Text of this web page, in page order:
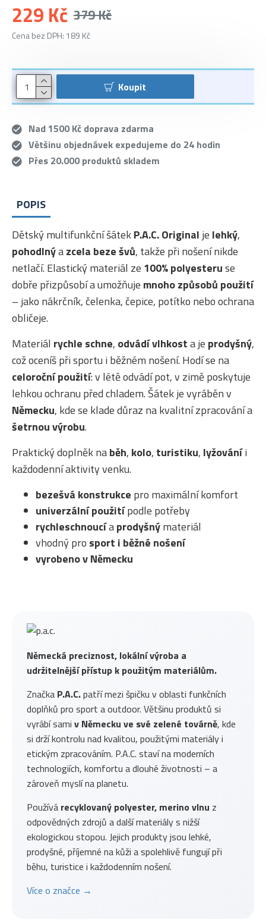
229 Kč 379 Kč
Cena bez DPH: 189 Kč
Koupit
Nad 1500 Kč doprava zdarma
Většinu objednávek expedujeme do 24 hodin
Přes 20.000 produktů skladem
Německá preciznost, lokální výroba a
udržitelnější přístup k použitým materiálům.
Značka P.A.C.patří mezi špičku v oblasti funkčních
doplňků pro sport a outdoor. Většinu produktů si
vyrábí sami v Německu ve své zelené továrně, kde
si drží kontrolu nad kvalitou, použitými materiály i
etickým zpracováním. P.A.C. staví na moderních
technologiích, komfortu a dlouhé životnosti – a
zároveň myslí na planetu.
Používá recyklovaný polyester, merino vlnu z
odpovědných zdrojů a další materiály s nižší
ekologickou stopou. Jejich produkty jsou lehké,
prodyšné, příjemné na kůži a spolehlivě fungují při
běhu, turistice i každodenním nošení.
Více o značce →
POPIS
Dětský multifunkční šátekP.A.C. Original je lehký,
pohodlnýazcela beze švů, takže při nošení nikde
netlačí. Elastický materiál ze 100% polyesteruse
dobře přizpůsobí a umožňuje mnoho způsobů použití
– jako nákrčník, čelenka, čepice, potítko nebo ochrana
obličeje.
Materiál rychle schne, odvádí vlhkosta je prodyšný,
což oceníš při sportu i běžném nošení. Hodí se na
celoroční použití: v létě odvádí pot, v zimě poskytuje
lehkou ochranu před chladem. Šátek je vyráběn v
Německu, kde se klade důraz na kvalitní zpracování a
šetrnou výrobu.
Praktický doplněk naběh, kolo, turistiku, lyžováníi
každodenní aktivity venku.
bezešvá konstrukce pro maximální komfort
univerzální použitípodle potřeby
rychleschnoucíaprodyšnýmateriál
vhodný pro sport i běžné nošení
vyrobeno v Německu